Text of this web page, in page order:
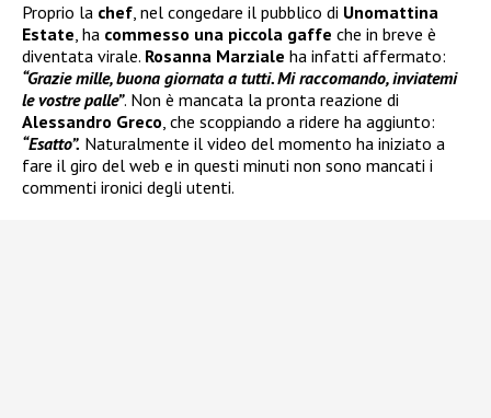
Proprio la chef, nel congedare il pubblico di Unomattina
Estate, ha commesso una piccola gaffe che in breve è
diventata virale. Rosanna Marziale ha infatti affermato:
“Grazie mille, buona giornata a tutti. Mi raccomando, inviatemi
le vostre palle”. Non è mancata la pronta reazione di
Alessandro Greco, che scoppiando a ridere ha aggiunto:
“Esatto”. Naturalmente il video del momento ha iniziato a
fare il giro del web e in questi minuti non sono mancati i
commenti ironici degli utenti.